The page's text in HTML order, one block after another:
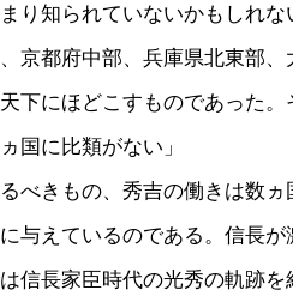
り知られていないかもしれな
京都府中部、兵庫県北東部
下にほどこすものであった
国に比類がない」
べきもの、秀吉の働きは数
与えているのである。信長
信長家臣時代の光秀の軌跡